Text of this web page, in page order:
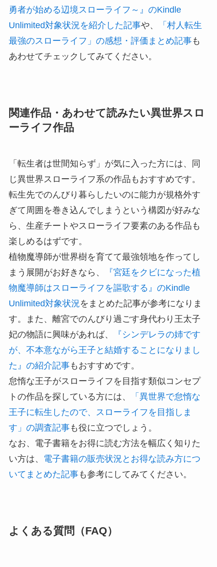
勇者が始める辺境スローライフ～』のKindle
Unlimited対象状況を紹介した記事や、
「村人転生
最強のスローライフ」の感想・評価まとめ記事も
あわせてチェックしてみてください。
関連作品・あわせて読みたい異世界スロ
ーライフ作品
「転生者は世間知らず」が気に入った方には、同
じ異世界スローライフ系の作品もおすすめです。
転生先でのんびり暮らしたいのに能力が規格外す
ぎて周囲を巻き込んでしまうという構図が好みな
ら、生産チートやスローライフ要素のある作品も
楽しめるはずです。
植物魔導師が世界樹を育てて最強領地を作ってし
まう展開がお好きなら、
『宮廷をクビになった植
物魔導師はスローライフを謳歌する』のKindle
Unlimited対象状況をまとめた記事が参考になりま
す。また、離宮でのんびり過ごす身代わり王太子
妃の物語に興味があれば、
『シンデレラの姉です
が、不本意ながら王子と結婚することになりまし
た』の紹介記事もおすすめです。
怠惰な王子がスローライフを目指す類似コンセプ
トの作品を探している方には、
「異世界で怠惰な
王子に転生したので、スローライフを目指しま
す」の調査記事も役に立つでしょう。
なお、電子書籍をお得に読む方法を幅広く知りた
い方は、 電子書籍の販売状況とお得な読み方につ
いてまとめた記事も参考にしてみてください。
よくある質問（FAQ）